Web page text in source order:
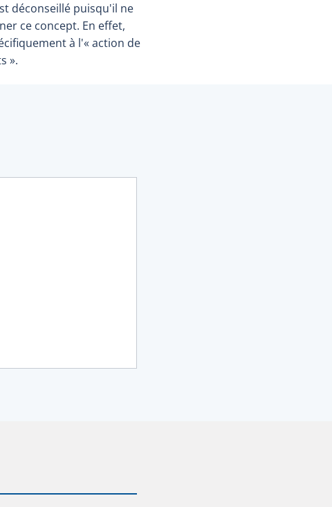
déconseillé puisqu'il ne
ce concept. En effet,
à l'« action de
».